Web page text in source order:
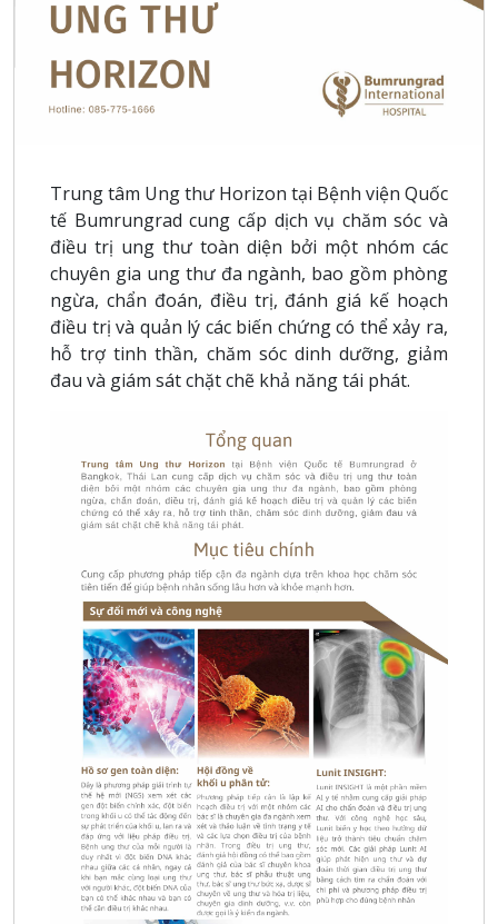
Trung tâm Ung thư Horizon tại Bệnh viện Quốc
tế Bumrungrad cung cấp dịch vụ chăm sóc và
điều trị ung thư toàn diện bởi một nhóm các
chuyên gia ung thư đa ngành, bao gồm phòng
ngừa, chẩn đoán, điều trị, đánh giá kế hoạch
điều trị và quản lý các biến chứng có thể xảy ra,
hỗ trợ tinh thần, chăm sóc dinh dưỡng, giảm
đau và giám sát chặt chẽ khả năng tái phát.